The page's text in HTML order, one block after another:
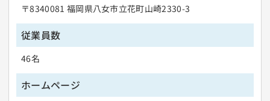
〒8340081 福岡県八女市立花町山崎2330-3
従業員数
46名
ホームページ